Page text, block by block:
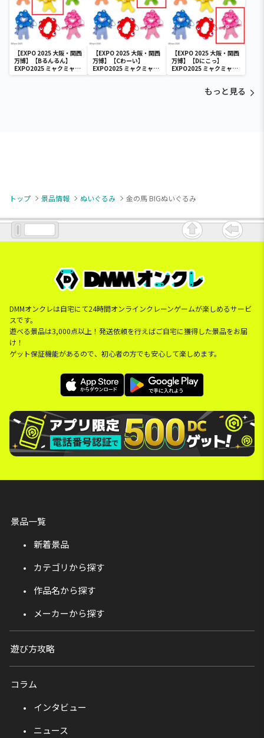
【EXPO 2025 大阪・関西
万博】【Bるんるん】
EXPO2025 ミャクミャク
カラフルゴム紐付きぬい
【EXPO 2025 大阪・関西
万博】【Cわーい】
EXPO2025 ミャクミャク
カラフルゴム紐付きぬい
【EXPO 2025 大阪・関西
万博】【Dにこっ】
EXPO2025 ミャクミャク
カラフルゴム紐付きぬい
もっと見る
トップ 景品情報 ぬいぐるみ 金の馬 BIGぬいぐるみ
DMMオンクレは自宅にて24時間オンラインクレーンゲームが楽しめるサービ
スです。
遊べる景品は3,000点以上！発送依頼を行えばご自宅に獲得した景品をお届
け！
ゲット保証機能があるので、初心者の方でも安心して楽しめます。
景品一覧
新着景品
カテゴリから探す
作品名から探す
メーカーから探す
遊び方攻略
コラム
インタビュー
ニュース